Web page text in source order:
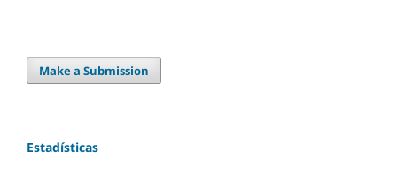
Make a Submission
Estadísticas